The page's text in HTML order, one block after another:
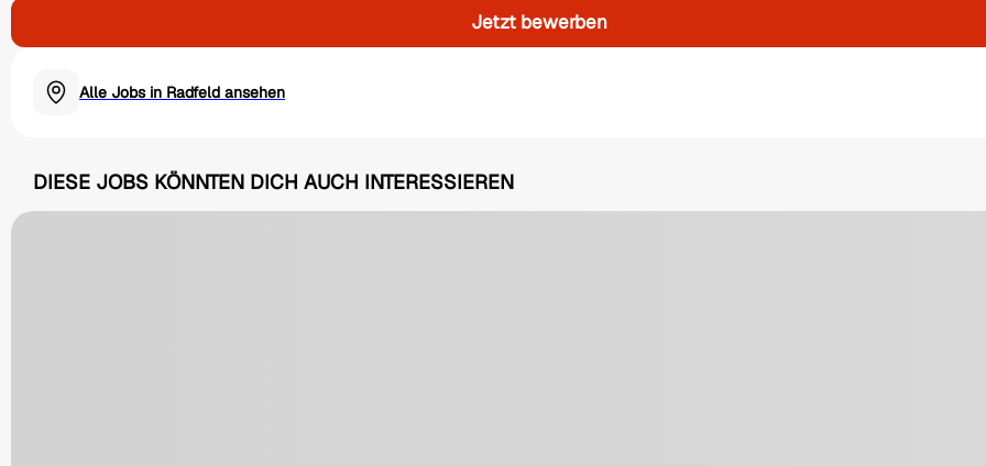
Jetzt bewerben
Alle Jobs in Radfeld ansehen
DIESE JOBS KÖNNTEN DICH AUCH INTERESSIEREN